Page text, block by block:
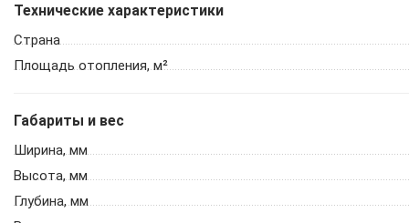
Технические характеристики
Страна
Площадь отопления, м²
Габариты и вес
Ширина, мм
Высота, мм
Глубина, мм